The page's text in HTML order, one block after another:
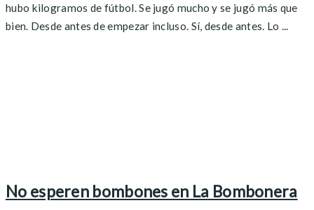
hubo kilogramos de fútbol. Se jugó mucho y se jugó más que
bien. Desde antes de empezar incluso. Sí, desde antes. Lo ...
No esperen bombones en La Bombonera